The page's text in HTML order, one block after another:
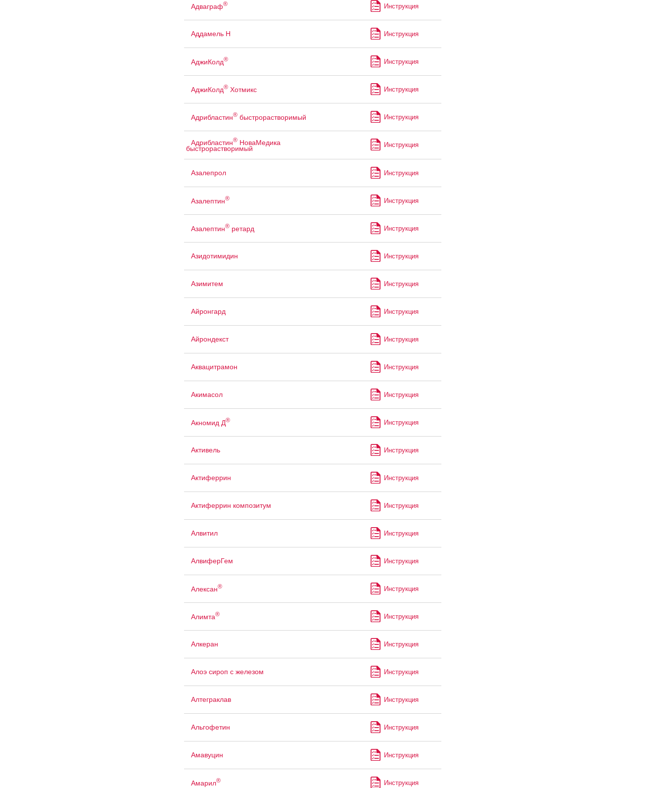
Адваграф® Инструкция
Аддамель Н Инструкция
АджиКолд® Инструкция
АджиКолд®Хотмикс Инструкция
Адрибластин®быстрорастворимый Инструкция
Адрибластин®НоваМедика
быстрорастворимый Инструкция
Азалепрол Инструкция
Азалептин® Инструкция
Азалептин®ретард Инструкция
Азидотимидин Инструкция
Азимитем Инструкция
Айронгард Инструкция
Айрондекст Инструкция
Аквацитрамон Инструкция
Акимасол Инструкция
Акномид Д® Инструкция
Активель Инструкция
Актиферрин Инструкция
Актиферрин композитум Инструкция
Алвитил Инструкция
АлвиферГем Инструкция
Алексан® Инструкция
Алимта® Инструкция
Алкеран Инструкция
Алоэ сироп с железом Инструкция
Алтеграклав Инструкция
Альгофетин Инструкция
Амавуцин Инструкция
Амарил® Инструкция